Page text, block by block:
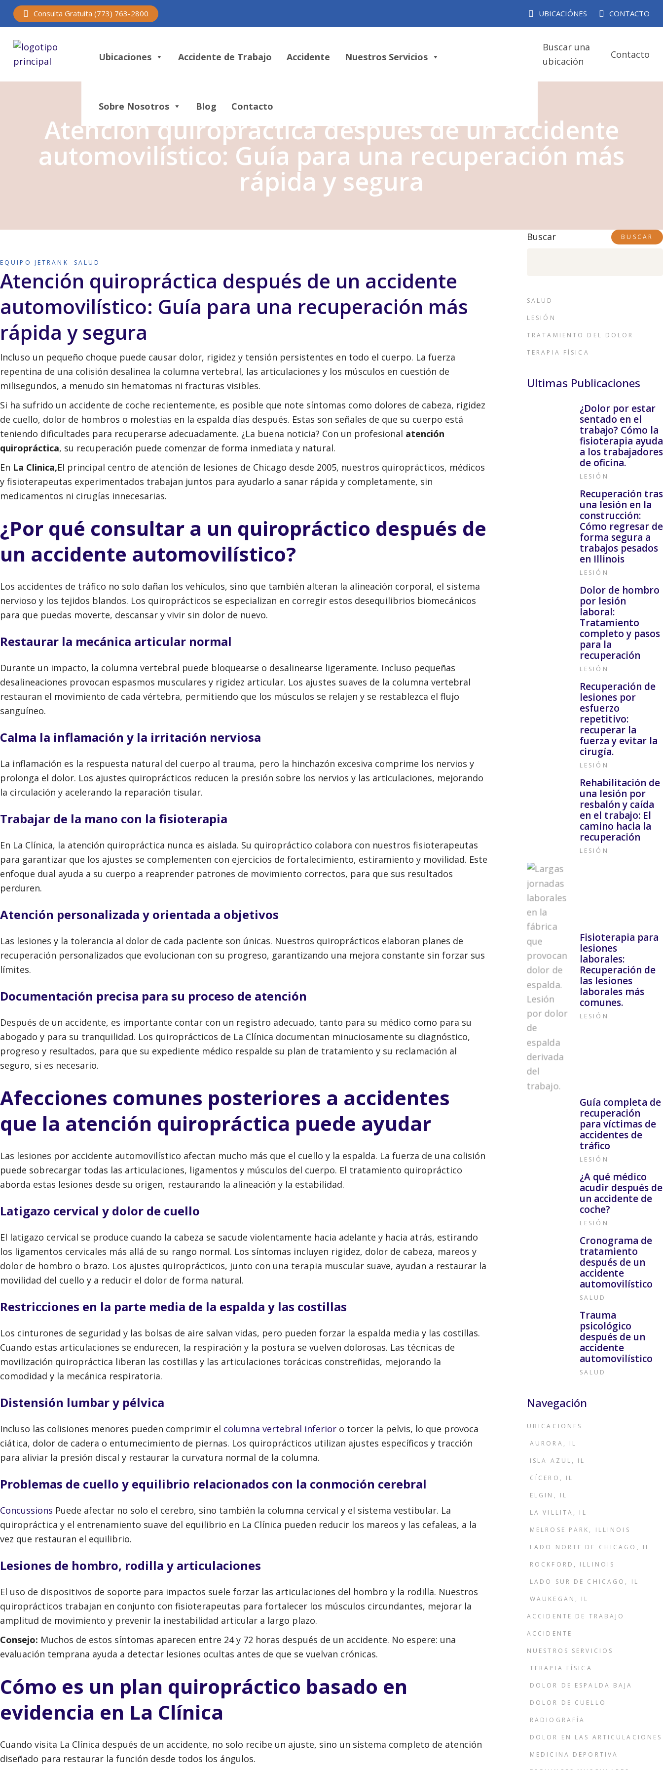
Consulta Gratuita (773) 763-2800 UBICACIÓNES CONTACTO
Ubicaciones Accidente de Trabajo Accidente Nuestros Servicios
Sobre Nosotros Blog Contacto
Buscar una
ubicación
Contacto
Atención quiropráctica después de un accidente
automovilístico: Guía para una recuperación más
rápida y segura
EQUIPO JETRANK SALUD
Atención quiropráctica después de un accidente
automovilístico: Guía para una recuperación más
rápida y segura
Incluso un pequeño choque puede causar dolor, rigidez y tensión persistentes en todo el cuerpo. La fuerza
repentina de una colisión desalinea la columna vertebral, las articulaciones y los músculos en cuestión de
milisegundos, a menudo sin hematomas ni fracturas visibles.
Si ha sufrido un accidente de coche recientemente, es posible que note síntomas como dolores de cabeza, rigidez
de cuello, dolor de hombros o molestias en la espalda días después. Estas son señales de que su cuerpo está
teniendo dificultades para recuperarse adecuadamente. ¿La buena noticia? Con un profesional atención
quiropráctica, su recuperación puede comenzar de forma inmediata y natural.
En La Clinica,El principal centro de atención de lesiones de Chicago desde 2005, nuestros quiroprácticos, médicos
y fisioterapeutas experimentados trabajan juntos para ayudarlo a sanar rápida y completamente, sin
medicamentos ni cirugías innecesarias.
¿Por qué consultar a un quiropráctico después de
un accidente automovilístico?
Los accidentes de tráfico no solo dañan los vehículos, sino que también alteran la alineación corporal, el sistema
nervioso y los tejidos blandos. Los quiroprácticos se especializan en corregir estos desequilibrios biomecánicos
para que puedas moverte, descansar y vivir sin dolor de nuevo.
Restaurar la mecánica articular normal
Durante un impacto, la columna vertebral puede bloquearse o desalinearse ligeramente. Incluso pequeñas
desalineaciones provocan espasmos musculares y rigidez articular. Los ajustes suaves de la columna vertebral
restauran el movimiento de cada vértebra, permitiendo que los músculos se relajen y se restablezca el flujo
sanguíneo.
Calma la inflamación y la irritación nerviosa
La inflamación es la respuesta natural del cuerpo al trauma, pero la hinchazón excesiva comprime los nervios y
prolonga el dolor. Los ajustes quiroprácticos reducen la presión sobre los nervios y las articulaciones, mejorando
la circulación y acelerando la reparación tisular.
Trabajar de la mano con la fisioterapia
En La Clínica, la atención quiropráctica nunca es aislada. Su quiropráctico colabora con nuestros fisioterapeutas
para garantizar que los ajustes se complementen con ejercicios de fortalecimiento, estiramiento y movilidad. Este
enfoque dual ayuda a su cuerpo a reaprender patrones de movimiento correctos, para que sus resultados
perduren.
Atención personalizada y orientada a objetivos
Las lesiones y la tolerancia al dolor de cada paciente son únicas. Nuestros quiroprácticos elaboran planes de
recuperación personalizados que evolucionan con su progreso, garantizando una mejora constante sin forzar sus
límites.
Documentación precisa para su proceso de atención
Después de un accidente, es importante contar con un registro adecuado, tanto para su médico como para su
abogado y para su tranquilidad. Los quiroprácticos de La Clínica documentan minuciosamente su diagnóstico,
progreso y resultados, para que su expediente médico respalde su plan de tratamiento y su reclamación al
seguro, si es necesario.
Afecciones comunes posteriores a accidentes
que la atención quiropráctica puede ayudar
Las lesiones por accidente automovilístico afectan mucho más que el cuello y la espalda. La fuerza de una colisión
puede sobrecargar todas las articulaciones, ligamentos y músculos del cuerpo. El tratamiento quiropráctico
aborda estas lesiones desde su origen, restaurando la alineación y la estabilidad.
Latigazo cervical y dolor de cuello
El latigazo cervical se produce cuando la cabeza se sacude violentamente hacia adelante y hacia atrás, estirando
los ligamentos cervicales más allá de su rango normal. Los síntomas incluyen rigidez, dolor de cabeza, mareos y
dolor de hombro o brazo. Los ajustes quiroprácticos, junto con una terapia muscular suave, ayudan a restaurar la
movilidad del cuello y a reducir el dolor de forma natural.
Restricciones en la parte media de la espalda y las costillas
Los cinturones de seguridad y las bolsas de aire salvan vidas, pero pueden forzar la espalda media y las costillas.
Cuando estas articulaciones se endurecen, la respiración y la postura se vuelven dolorosas. Las técnicas de
movilización quiropráctica liberan las costillas y las articulaciones torácicas constreñidas, mejorando la
comodidad y la mecánica respiratoria.
Distensión lumbar y pélvica
Incluso las colisiones menores pueden comprimir el columna vertebral inferior o torcer la pelvis, lo que provoca
ciática, dolor de cadera o entumecimiento de piernas. Los quiroprácticos utilizan ajustes específicos y tracción
para aliviar la presión discal y restaurar la curvatura normal de la columna.
Problemas de cuello y equilibrio relacionados con la conmoción cerebral
Concussions Puede afectar no solo el cerebro, sino también la columna cervical y el sistema vestibular. La
quiropráctica y el entrenamiento suave del equilibrio en La Clínica pueden reducir los mareos y las cefaleas, a la
vez que restauran el equilibrio.
Lesiones de hombro, rodilla y articulaciones
El uso de dispositivos de soporte para impactos suele forzar las articulaciones del hombro y la rodilla. Nuestros
quiroprácticos trabajan en conjunto con fisioterapeutas para fortalecer los músculos circundantes, mejorar la
amplitud de movimiento y prevenir la inestabilidad articular a largo plazo.
Consejo: Muchos de estos síntomas aparecen entre 24 y 72 horas después de un accidente. No espere: una
evaluación temprana ayuda a detectar lesiones ocultas antes de que se vuelvan crónicas.
Cómo es un plan quiropráctico basado en
evidencia en La Clínica
Cuando visita La Clínica después de un accidente, no solo recibe un ajuste, sino un sistema completo de atención
diseñado para restaurar la función desde todos los ángulos.
Buscar BUSCAR
SALUD
LESIÓN
TRATAMIENTO DEL DOLOR
TERAPIA FÍSICA
Ultimas Publicaciones
¿Dolor por estar
sentado en el
trabajo? Cómo la
fisioterapia ayuda
a los trabajadores
de oficina.
LESIÓN
Recuperación tras
una lesión en la
construcción:
Cómo regresar de
forma segura a
trabajos pesados
en Illinois
LESIÓN
Dolor de hombro
por lesión
laboral:
Tratamiento
completo y pasos
para la
recuperación
LESIÓN
Recuperación de
lesiones por
esfuerzo
repetitivo:
recuperar la
fuerza y evitar la
cirugía.
LESIÓN
Rehabilitación de
una lesión por
resbalón y caída
en el trabajo: El
camino hacia la
recuperación
LESIÓN
Fisioterapia para
lesiones
laborales:
Recuperación de
las lesiones
laborales más
comunes.
LESIÓN
Guía completa de
recuperación
para víctimas de
accidentes de
tráfico
LESIÓN
¿A qué médico
acudir después de
un accidente de
coche?
LESIÓN
Cronograma de
tratamiento
después de un
accidente
automovilístico
SALUD
Trauma
psicológico
después de un
accidente
automovilístico
SALUD
Navegación
UBICACIONES
AURORA, IL
ISLA AZUL, IL
CÍCERO, IL
ELGIN, IL
LA VILLITA, IL
MELROSE PARK, ILLINOIS
LADO NORTE DE CHICAGO, IL
ROCKFORD, ILLINOIS
LADO SUR DE CHICAGO, IL
WAUKEGAN, IL
ACCIDENTE DE TRABAJO
ACCIDENTE
NUESTROS SERVICIOS
TERAPIA FÍSICA
DOLOR DE ESPALDA BAJA
DOLOR DE CUELLO
RADIOGRAFÍA
DOLOR EN LAS ARTICULACIONES
MEDICINA DEPORTIVA